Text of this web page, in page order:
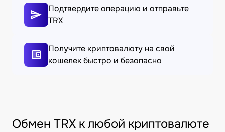
Подтвердите операцию и отправьте
TRX
Получите криптовалюту на свой
кошелек быстро и безопасно
Обмен TRX к любой криптовалюте